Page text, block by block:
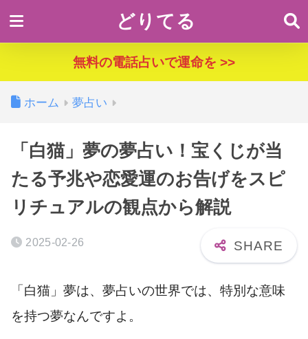
どりてる
無料の電話占いで運命を >>
ホーム 夢占い
「白猫」夢の夢占い！宝くじが当
たる予兆や恋愛運のお告げをスピ
リチュアルの観点から解説
2025-02-26
「白猫」夢は、夢占いの世界では、特別な意味
を持つ夢なんですよ。